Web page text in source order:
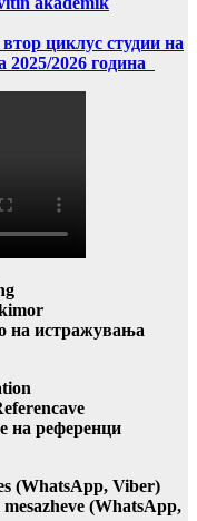
циклус студии на
2025/2026 година
на истражувања
на референци
(WhatsApp, Viber)
(WhatsApp,